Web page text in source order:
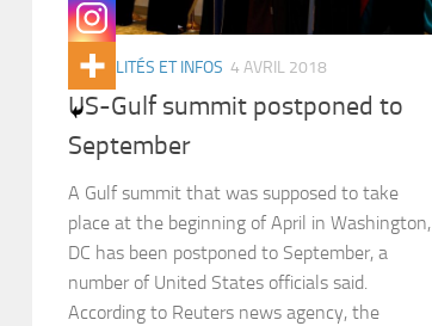
ACTUALITÉS ET INFOS 4 AVRIL 2018
US-Gulf summit postponed to
September
A Gulf summit that was supposed to take
place at the beginning of April in Washington,
DC has been postponed to September, a
number of United States officials said.
According to Reuters news agency, the